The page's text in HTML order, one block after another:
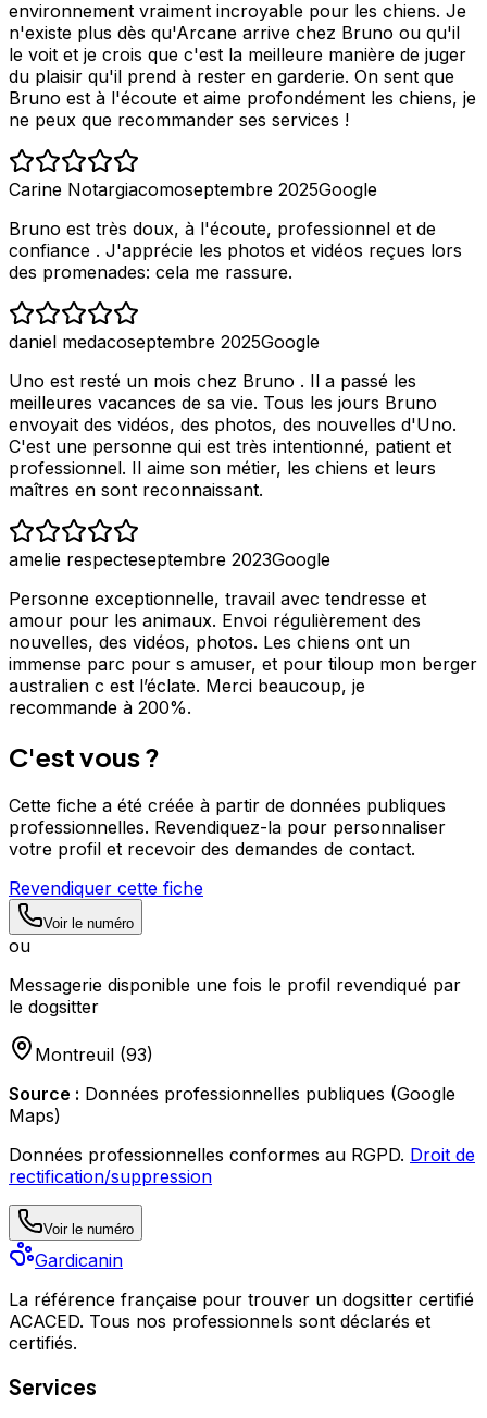
environnement vraiment incroyable pour les chiens. Je
n'existe plus dès qu'Arcane arrive chez Bruno ou qu'il
le voit et je crois que c'est la meilleure manière de juger
du plaisir qu'il prend à rester en garderie. On sent que
Bruno est à l'écoute et aime profondément les chiens, je
ne peux que recommander ses services !
Carine Notargiacomoseptembre 2025Google
Bruno est très doux, à l'écoute, professionnel et de
confiance . J'apprécie les photos et vidéos reçues lors
des promenades: cela me rassure.
daniel medacoseptembre 2025Google
Uno est resté un mois chez Bruno . Il a passé les
meilleures vacances de sa vie. Tous les jours Bruno
envoyait des vidéos, des photos, des nouvelles d'Uno.
C'est une personne qui est très intentionné, patient et
professionnel. Il aime son métier, les chiens et leurs
maîtres en sont reconnaissant.
amelie respecteseptembre 2023Google
Personne exceptionnelle, travail avec tendresse et
amour pour les animaux. Envoi régulièrement des
nouvelles, des vidéos, photos. Les chiens ont un
immense parc pour s amuser, et pour tiloup mon berger
australien c est l’éclate. Merci beaucoup, je
recommande à 200%.
C'est vous ?
Cette fiche a été créée à partir de données publiques
professionnelles. Revendiquez-la pour personnaliser
votre profil et recevoir des demandes de contact.
Revendiquer cette fiche
Voir le numéro
ou
Messagerie disponible une fois le profil revendiqué par
le dogsitter
Montreuil (93)
Source : Données professionnelles publiques (Google
Maps)
Données professionnelles conformes au RGPD. Droit de
rectification/suppression
Voir le numéro
Gardicanin
La référence française pour trouver un dogsitter certifié
ACACED. Tous nos professionnels sont déclarés et
certifiés.
Services